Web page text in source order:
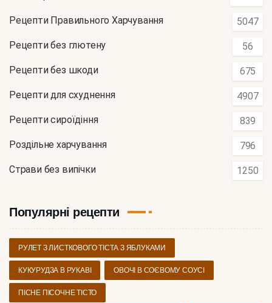
Рецепти Правильного Харчування 5047
Рецепти без глютену 56
Рецепти без шкоди 675
Рецепти для схуднення 4907
Рецепти сироїдіння 839
Роздільне харчування 796
Страви без випічки 1250
Популярні рецепти
РУЛЕТ З ЛИСТКОВОГО ТІСТА З ЯБЛУКАМИ
КУКУРУДЗА В РУКАВІ ОВОЧІ В СОЄВОМУ СОУСІ
ПІСНЕ ПІСОЧНЕ ТІСТО